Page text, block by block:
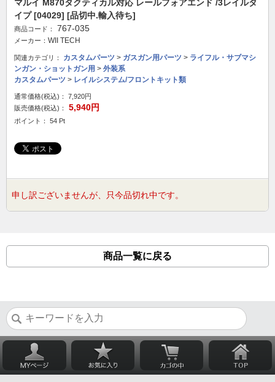
マルイ M870タクティカル対応 レールフォアエンド /3レイルタ
イプ [04029] [品切中.輸入待ち]
商品コード： 767-035
メーカー： WII TECH
関連カテゴリ： カスタムパーツ > ガスガン用パーツ > ライフル・サブマシ
ンガン・ショットガン用 > 外装系
カスタムパーツ > レイルシステム/フロントキット類
通常価格(税込)：
7,920円
販売価格(税込)：
5,940円
ポイント： 54 Pt
申し訳ございませんが、只今品切れ中です。
商品一覧に戻る